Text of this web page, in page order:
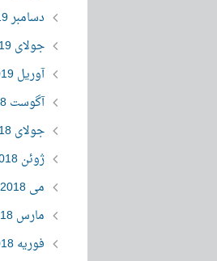
دسامبر 2019
جولای 2019
آوریل 2019
آگوست 2018
جولای 2018
ژوئن 2018
می 2018
مارس 2018
فوریه 2018